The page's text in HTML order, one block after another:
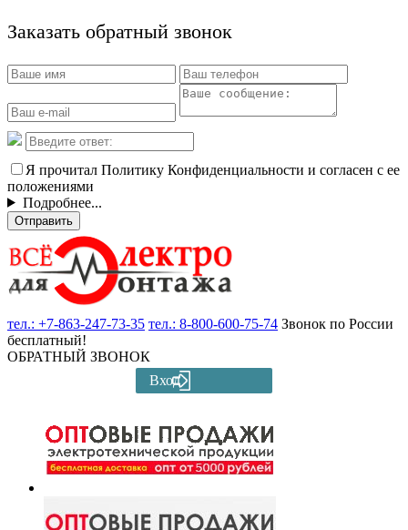
Заказать обратный звонок
Я прочитал Политику Конфиденциальности и согласен с ее
положениями
Подробнее...
Отправить
тел.: +7-863-247-73-35 тел.: 8-800-600-75-74 Звонок по России
бесплатный!
ОБРАТНЫЙ ЗВОНОК
Вход